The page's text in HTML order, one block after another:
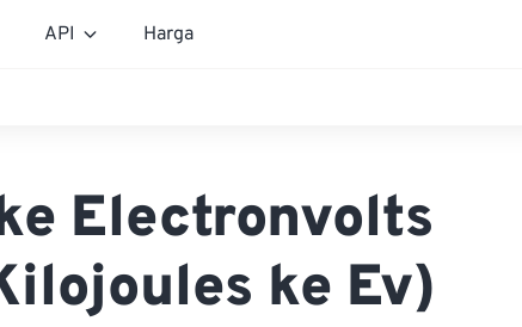
API Harga
Electronvolts
ke Ev)